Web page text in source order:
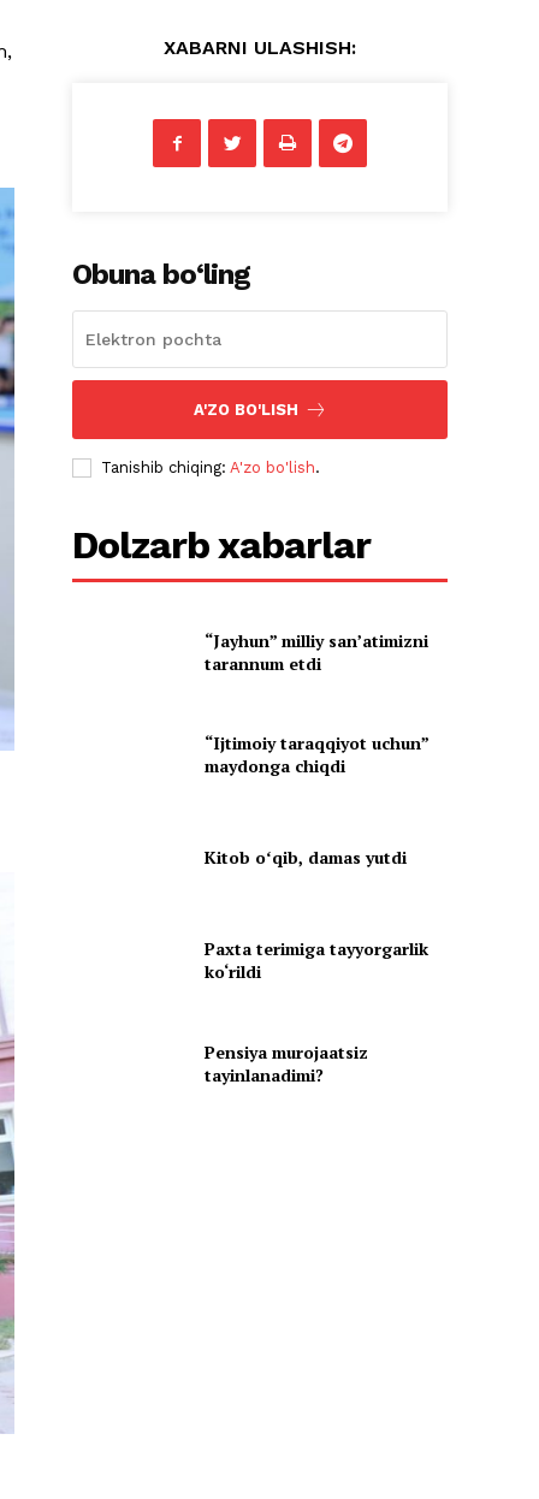
XABARNI ULASHISH:
Obuna bo‘ling
A'ZO BO'LISH
Tanishib chiqing:A'zo bo'lish.
Dolzarb xabarlar
“Jayhun” milliy san’atimizni
tarannum etdi
“Ijtimoiy taraqqiyot uchun”
maydonga chiqdi
Kitob oʻqib, damas yutdi
Paxta terimiga tayyorgarlik
ko‘rildi
Pensiya murojaatsiz
tayinlanadimi?